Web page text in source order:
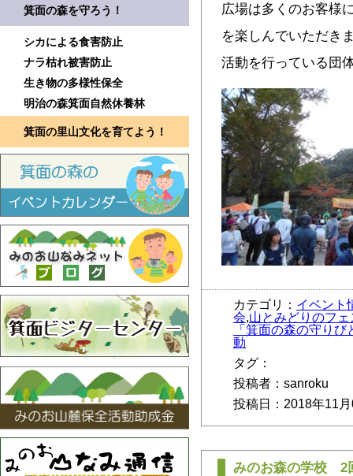
箕面の森を守ろう！
シカによる食害防止
ナラ枯れ被害防止
生き物の多様性保全
明治の森箕面自然休養林
箕面の里山文化を育てよう！
広場は多くのお客様
を楽しんでいただき
活動を行っている団
カテゴリ： イベント
会 山とみどりのフ
「箕面の森の守り
動
タグ：
投稿者：sanroku
投稿日：2018年11
みのお森の学校 2